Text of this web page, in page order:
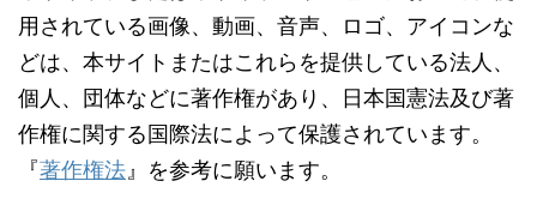
用されている画像、動画、音声、ロゴ、アイコンな
どは、本サイトまたはこれらを提供している法人、
個人、団体などに著作権があり、日本国憲法及び著
作権に関する国際法によって保護されています。
『著作権法 』を参考に願います。